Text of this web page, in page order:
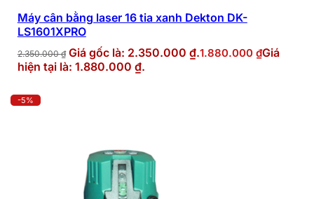
Máy cân bằng laser 16 tia xanh Dekton DK-
LS1601XPRO
2.350.000₫ Giá gốc là: 2.350.000 ₫.1.880.000 ₫Giá
hiện tại là: 1.880.000 ₫.
-5%